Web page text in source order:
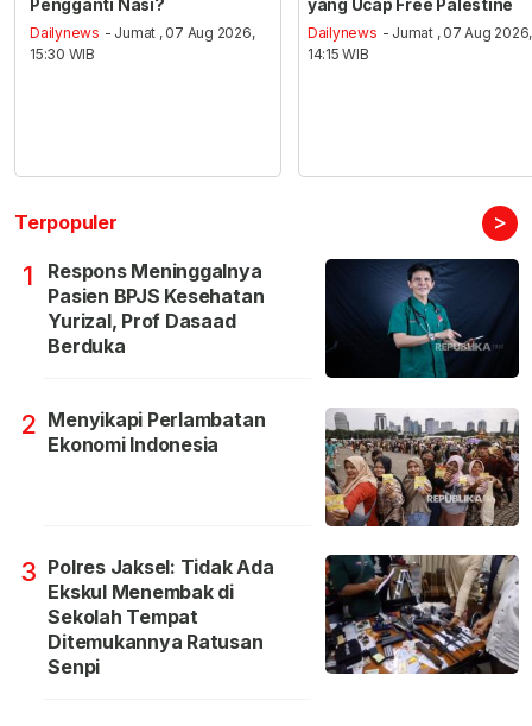
Pengganti Nasi?
Dailynews - Jumat , 07 Aug 2026,
15:30 WIB
yang Ucap Free Palestine
Dailynews - Jumat , 07 Aug 2026,
14:15 WIB
Terpopuler >
1
Respons Meninggalnya
Pasien BPJS Kesehatan
Yurizal, Prof Dasaad
Berduka
2 Menyikapi Perlambatan
Ekonomi Indonesia
3 Polres Jaksel: Tidak Ada
Ekskul Menembak di
Sekolah Tempat
Ditemukannya Ratusan
Senpi